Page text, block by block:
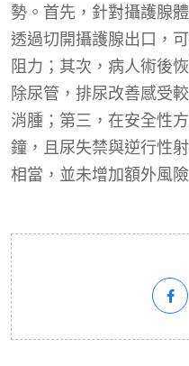
勢。首先，針對攝護腺
透過切開攝護腺出口，
阻力；其次，病人術後
除尿管，排尿改善感受
消腫；第三，在安全性
鐘，且尿失禁與逆行性
相當，並未增加額外風